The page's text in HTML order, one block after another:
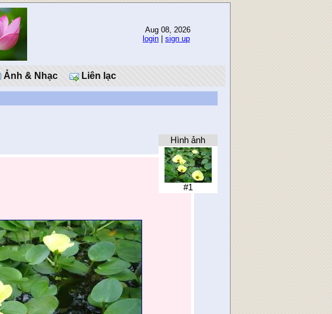
Aug 08, 2026
login
sign up
Ảnh & Nhạc Liên lạc
Hình ảnh
#1